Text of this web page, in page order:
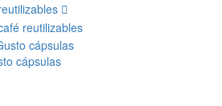
cápsulas